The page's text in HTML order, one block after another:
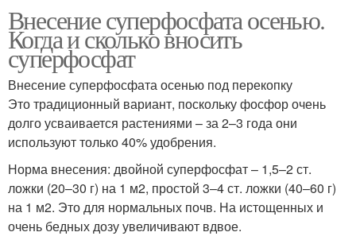
Внесение суперфосфата осенью.
Когда и сколько вносить
суперфосфат
Внесение суперфосфата осенью под перекопку
Это традиционный вариант, поскольку фосфор очень
долго усваивается растениями – за 2–3 года они
используют только 40% удобрения.
Норма внесения: двойной суперфосфат – 1,5–2 ст.
ложки (20–30 г) на 1 м2, простой 3–4 ст. ложки (40–60 г)
на 1 м2. Это для нормальных почв. На истощенных и
очень бедных дозу увеличивают вдвое.